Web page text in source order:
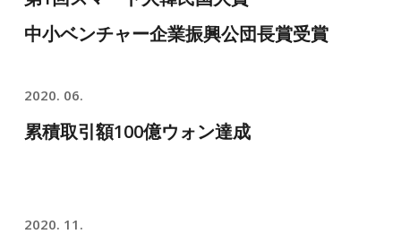
中小ベンチャー企業振興公団長賞受賞
2020. 06.
累積取引額100億ウォン達成
2020. 11.